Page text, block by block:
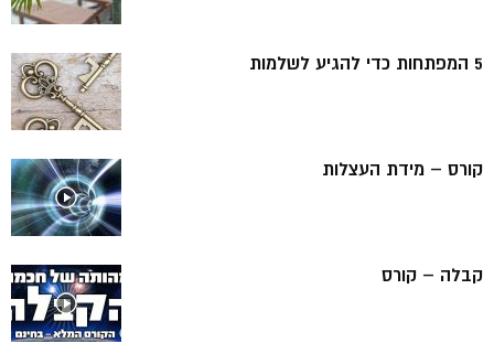
5 המפתחות כדי להגיע לשלמות
קורס – מידת העצלות
קבלה – קורס